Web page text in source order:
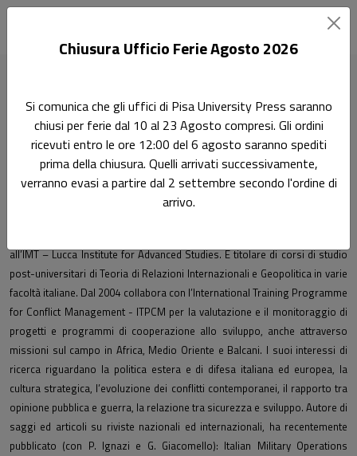
Fabrizio Coticchia
Pagina di Fabrizio Coticchia
all’IMT – Lucca Institute for Advanced Studies. È titolare di corsi di studio
post-universitari di Teoria di Relazioni Internazionali e Geopolitica in varie
facoltà italiane. Dal 2004 collabora con l’International Training Programme
for Conflict Management - ITPCM per la valutazione e il monitoraggio di
progetti e programmi di cooperazione allo sviluppo, anche attraverso
missioni sul campo in Africa, Medio Oriente e Balcani. I suoi interessi di
ricerca riguardano la politica estera e di difesa italiana ed europea, la
cultura strategica, l’evoluzione dei conflitti contemporanei, il rapporto tra
opinione pubblica e guerra, la relazione tra sicurezza e sviluppo. Autore di
saggi ed articoli su riviste nazionali ed internazionali, ha recentemente
pubblicato (con P. Ignazi e G. Giacomello): Italian Military Operations
Chiusura Ufficio Ferie Agosto 2026
Si comunica che gli uffici di Pisa University Press saranno
chiusi per ferie dal 10 al 23 Agosto compresi. Gli ordini
ricevuti entro le ore 12:00 del 6 agosto saranno spediti
prima della chiusura. Quelli arrivati successivamente,
verranno evasi a partire dal 2 settembre secondo l'ordine di
arrivo.